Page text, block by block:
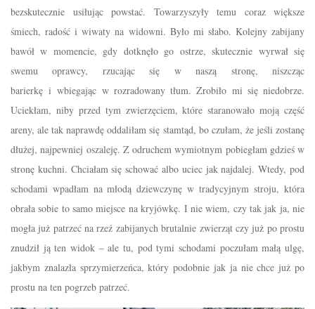
bezskutecznie usiłując powstać. Towarzyszyły temu coraz większe
śmiech, radość i wiwaty na widowni. Było mi słabo. Kolejny zabijany
bawół w momencie, gdy dotknęło go ostrze, skutecznie wyrwał się
swemu oprawcy, rzucając się w naszą stronę, niszcząc
barierkę i wbiegając w rozradowany tłum. Zrobiło mi się niedobrze.
Uciekłam, niby przed tym zwierzęciem, które staranowało moją część
areny, ale tak naprawdę oddaliłam się stamtąd, bo czułam, że jeśli zostanę
dłużej, najpewniej oszaleję. Z odruchem wymiotnym pobiegłam gdzieś w
stronę kuchni. Chciałam się schować albo uciec jak najdalej. Wtedy, pod
schodami wpadłam na młodą dziewczynę w tradycyjnym stroju, która
obrała sobie to samo miejsce na kryjówkę. I nie wiem, czy tak jak ja, nie
mogła już patrzeć na rzeź zabijanych brutalnie zwierząt czy już po prostu
znudził ją ten widok – ale tu, pod tymi schodami poczułam małą ulgę,
jakbym znalazła sprzymierzeńca, który podobnie jak ja nie chce już po
prostu na ten pogrzeb patrzeć.